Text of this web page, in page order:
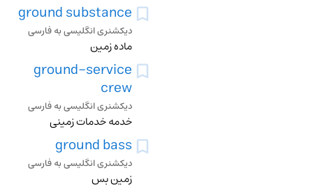
ground substance
دیکشنری انگلیسی به فارسی
ماده زمین
ground-service
crew
دیکشنری انگلیسی به فارسی
خدمه خدمات زمینی
ground bass
دیکشنری انگلیسی به فارسی
زمین بس